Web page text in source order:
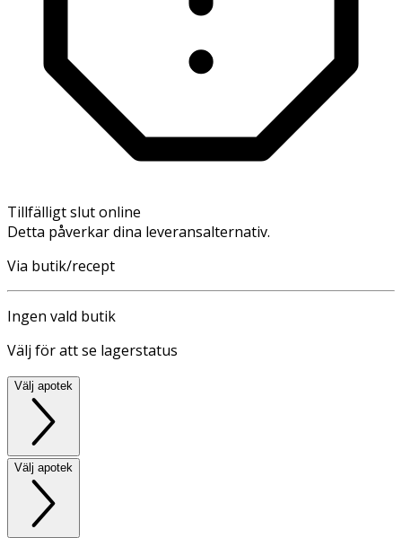
Tillfälligt slut online
Detta påverkar dina leveransalternativ.
Via butik/recept
Ingen vald butik
Välj för att se lagerstatus
Välj apotek
Välj apotek